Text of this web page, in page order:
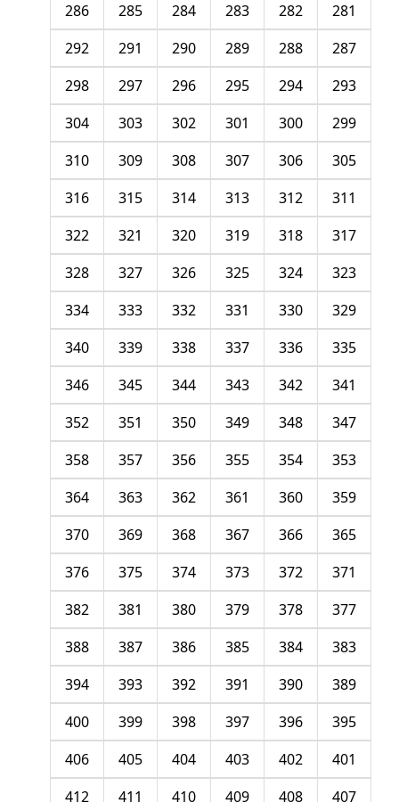
281
282
283
284
285
286
287
288
289
290
291
292
293
294
295
296
297
298
299
300
301
302
303
304
305
306
307
308
309
310
311
312
313
314
315
316
317
318
319
320
321
322
323
324
325
326
327
328
329
330
331
332
333
334
335
336
337
338
339
340
341
342
343
344
345
346
347
348
349
350
351
352
353
354
355
356
357
358
359
360
361
362
363
364
365
366
367
368
369
370
371
372
373
374
375
376
377
378
379
380
381
382
383
384
385
386
387
388
389
390
391
392
393
394
395
396
397
398
399
400
401
402
403
404
405
406
407
408
409
410
411
412